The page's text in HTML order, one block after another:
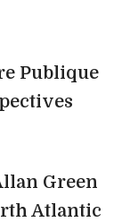
Publique
Green
Atlantic